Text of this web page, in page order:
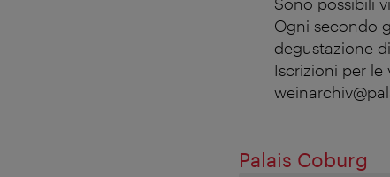
Ogni secondo
degustazione
Iscrizioni per le
Palais Coburg